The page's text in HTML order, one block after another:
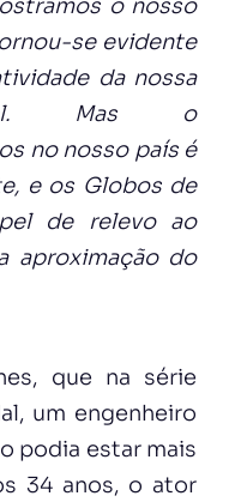
o nosso
se evidente
da nossa
Mas o
no nosso país é
e os Globos de
de relevo ao
aproximação do
que na série
um engenheiro
podia estar mais
34 anos, o ator